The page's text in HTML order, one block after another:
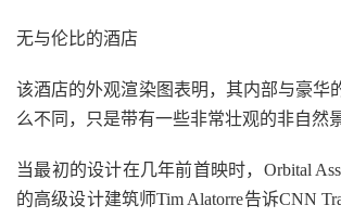
无与伦比的酒店
该酒店的外观渲染图表明，其内部与豪华
么不同，只是带有一些非常壮观的非自然
当最初的设计在几年前首映时，Orbital
的高级设计建筑师Tim Alatorre告诉CNN